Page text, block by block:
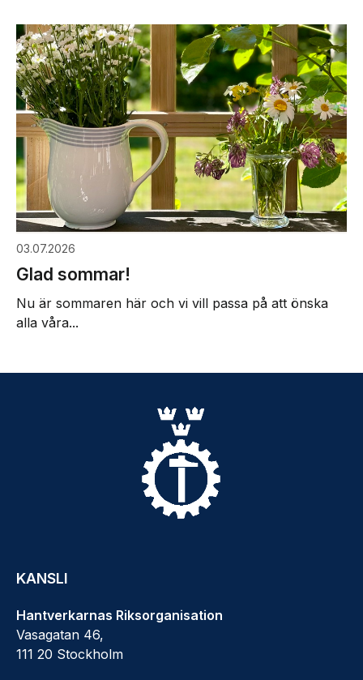
03.07.2026
Glad sommar!
Nu är sommaren här och vi vill passa på att önska
alla våra...
KANSLI
Hantverkarnas Riksorganisation
Vasagatan 46,
111 20 Stockholm